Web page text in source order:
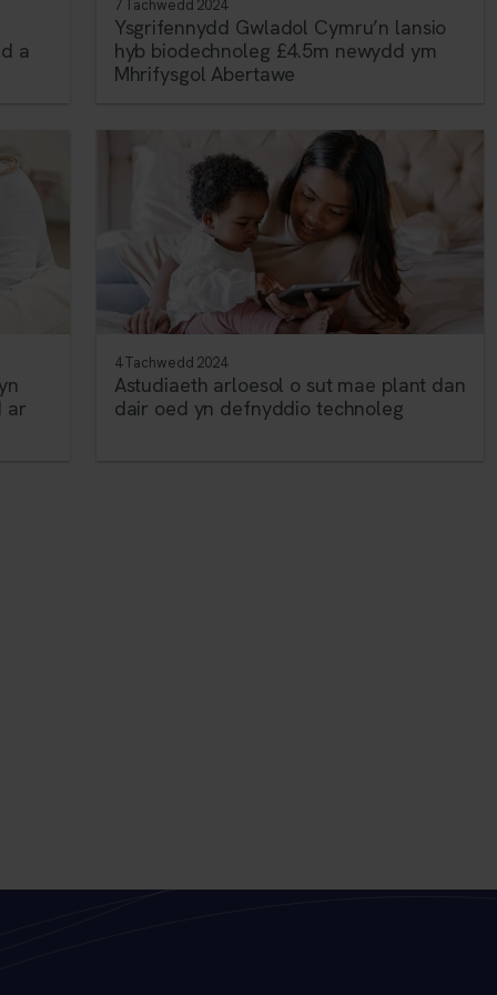
a
7 Tachwedd 2024
Ysgrifennydd Gwladol Cymru’n lansio
hyb biodechnoleg £4.5m newydd ym
Mhrifysgol Abertawe
ar
4 Tachwedd 2024
Astudiaeth arloesol o sut mae plant dan
dair oed yn defnyddio technoleg